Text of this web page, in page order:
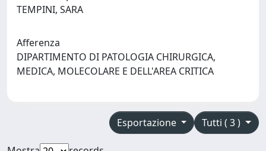
TEMPINI, SARA
Afferenza
DIPARTIMENTO DI PATOLOGIA CHIRURGICA,
MEDICA, MOLECOLARE E DELL'AREA CRITICA
Tutti ( 3 )
Esportazione